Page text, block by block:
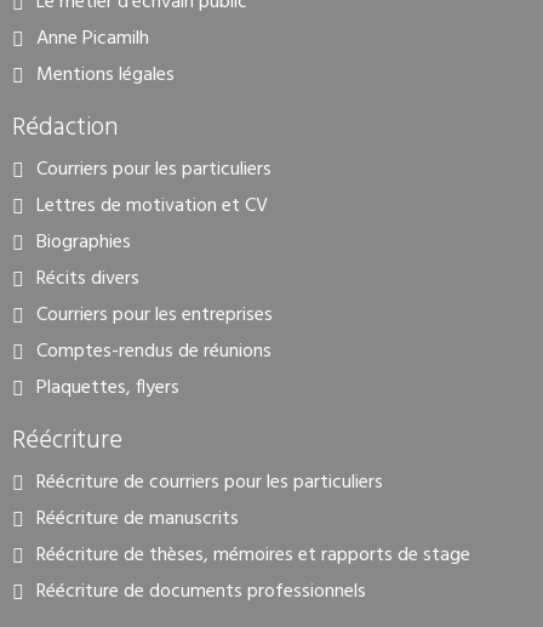
Anne Picamilh
Mentions légales
Rédaction
Courriers pour les particuliers
Lettres de motivation et CV
Biographies
Récits divers
Courriers pour les entreprises
Comptes-rendus de réunions
Plaquettes, flyers
Réécriture
Réécriture de courriers pour les particuliers
Réécriture de manuscrits
Réécriture de thèses, mémoires et rapports de stage
Réécriture de documents professionnels